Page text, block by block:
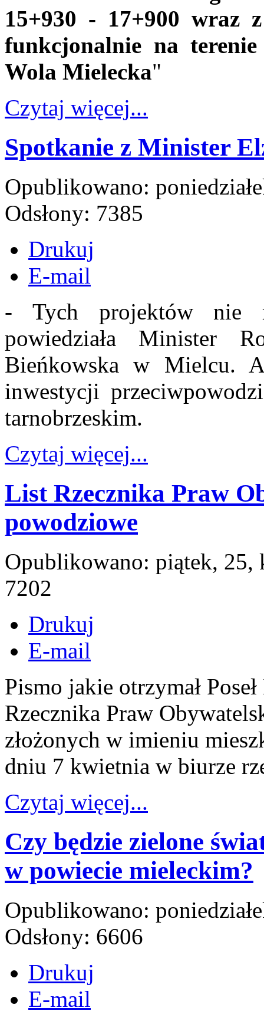
15+930 - 17+900 wraz
funkcjonalnie na terenie
Wola Mielecka"
Czytaj więcej...
Spotkanie z Minister
Opublikowano:
Odsłony: 7385
Drukuj
E-mail
- Tych projektów nie
powiedziała Minister
Bieńkowska w Mielcu.
inwestycji
tarnobrzeskim.
Czytaj więcej...
List Rzecznika Praw
powodziowe
Opublikowano: piątek,
7202
Drukuj
E-mail
Pismo jakie otrzymał
Rzecznika Praw
złożonych w imieniu
dniu 7 kwietnia w biurze
Czytaj więcej...
Czy będzie zielone
w powiecie mieleckim?
Opublikowano:
Odsłony: 6606
Drukuj
E-mail